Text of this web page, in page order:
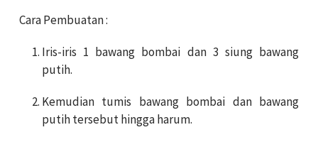
Cara Pembuatan :
Iris-iris 1 bawang bombai dan 3 siung bawang
putih.
Kemudian tumis bawang bombai dan bawang
putih tersebut hingga harum.